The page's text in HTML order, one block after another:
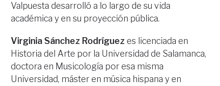
Valpuesta desarrolló a lo largo de su vida
académica y en su proyección pública.
Virginia Sánchez Rodríguez es licenciada en
Historia del Arte por la Universidad de Salamanca,
doctora en Musicología por esa misma
Universidad, máster en música hispana y en